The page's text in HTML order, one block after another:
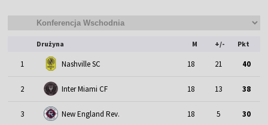
Drużyna M +/- Pkt
1 Nashville SC 18 21 40
2 Inter Miami CF 18 13 38
3 New England Rev. 18 5 30